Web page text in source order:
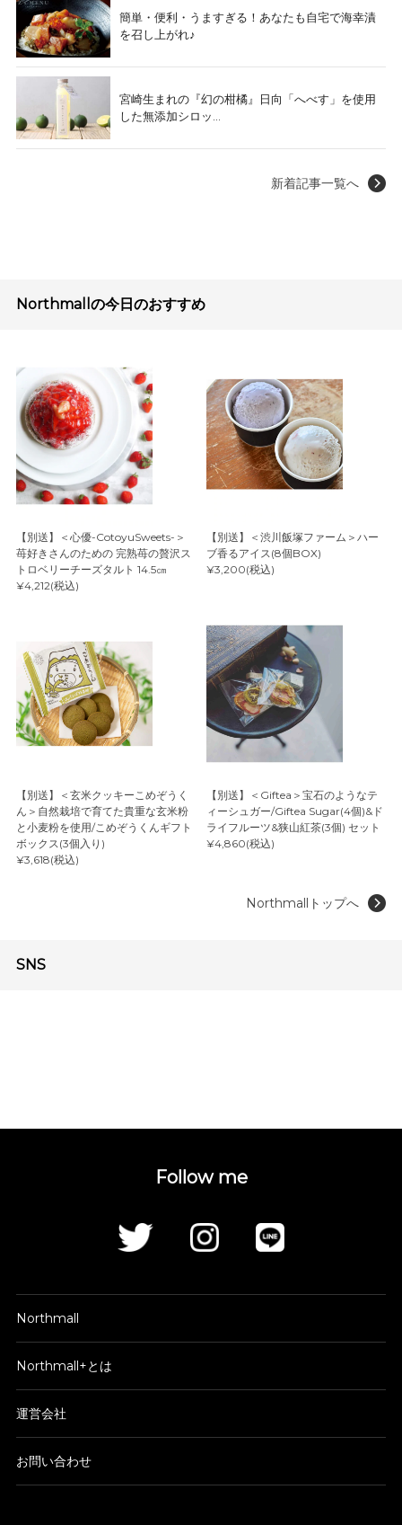
簡単・便利・うますぎる！あなたも自宅で海幸漬
を召し上がれ♪
宮崎生まれの『幻の柑橘』日向「へべす」を使用
した無添加シロッ...
新着記事一覧へ
Northmallの今日のおすすめ
【別送】＜心優-CotoyuSweets-＞
苺好きさんのための 完熟苺の贅沢ス
トロベリーチーズタルト 14.5㎝
¥4,212(税込)
【別送】＜渋川飯塚ファーム＞ハー
ブ香るアイス(8個BOX)
¥3,200(税込)
【別送】＜玄米クッキーこめぞうく
ん＞自然栽培で育てた貴重な玄米粉
と小麦粉を使用/こめぞうくんギフト
ボックス(3個入り)
¥3,618(税込)
【別送】＜Giftea＞宝石のようなテ
ィーシュガー/Giftea Sugar(4個)&ド
ライフルーツ&狭山紅茶(3個) セット
¥4,860(税込)
Northmallトップへ
SNS
Follow me
Northmall
Northmall+とは
運営会社
お問い合わせ